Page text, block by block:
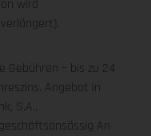
wird
Gebühren – bis zu 24
Angebot in
S.A.,
An